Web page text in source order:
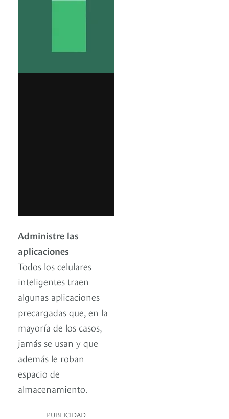
Administre las
aplicaciones
Todos los celulares
inteligentes traen
algunas aplicaciones
precargadas que, en la
mayoría de los casos,
jamás se usan y que
además le roban
espacio de
almacenamiento.
PUBLICIDAD